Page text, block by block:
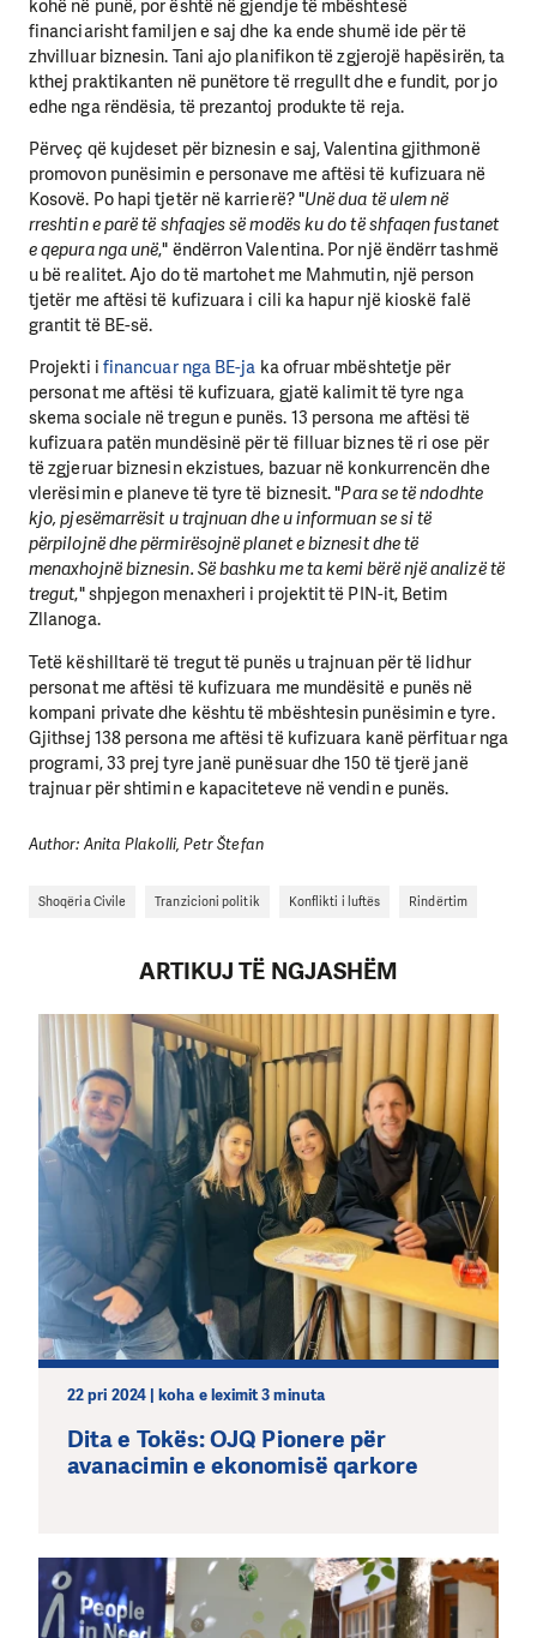
kohë në punë, por është në gjendje të mbështesë
financiarisht familjen e saj dhe ka ende shumë ide për të
zhvilluar biznesin. Tani ajo planifikon të zgjerojë hapësirën, ta
kthej praktikanten në punëtore të rregullt dhe e fundit, por jo
edhe nga rëndësia, të prezantoj produkte të reja.
Përveç që kujdeset për biznesin e saj, Valentina gjithmonë
promovon punësimin e personave me aftësi të kufizuara në
Kosovë. Po hapi tjetër në karrierë? "Unë dua të ulem në
rreshtin e parë të shfaqjes së modës ku do të shfaqen fustanet
e qepura nga unë," ëndërron Valentina. Por një ëndërr tashmë
u bë realitet. Ajo do të martohet me Mahmutin, një person
tjetër me aftësi të kufizuara i cili ka hapur një kioskë falë
grantit të BE-së.
Projekti i financuar nga BE-ja ka ofruar mbështetje për
personat me aftësi të kufizuara, gjatë kalimit të tyre nga
skema sociale në tregun e punës. 13 persona me aftësi të
kufizuara patën mundësinë për të filluar biznes të ri ose për
të zgjeruar biznesin ekzistues, bazuar në konkurrencën dhe
vlerësimin e planeve të tyre të biznesit. "Para se të ndodhte
kjo, pjesëmarrësit u trajnuan dhe u informuan se si të
përpilojnë dhe përmirësojnë planet e biznesit dhe të
menaxhojnë biznesin. Së bashku me ta kemi bërë një analizë të
tregut," shpjegon menaxheri i projektit të PIN-it, Betim
Zllanoga.
Tetë këshilltarë të tregut të punës u trajnuan për të lidhur
personat me aftësi të kufizuara me mundësitë e punës në
kompani private dhe kështu të mbështesin punësimin e tyre.
Gjithsej 138 persona me aftësi të kufizuara kanë përfituar nga
programi, 33 prej tyre janë punësuar dhe 150 të tjerë janë
trajnuar për shtimin e kapaciteteve në vendin e punës.
Author: Anita Plakolli, Petr Štefan
Shoqëria Civile Tranzicioni politik Konflikti i luftës Rindërtim
ARTIKUJ TË NGJASHËM
22 pri 2024 | koha e leximit 3 minuta
Dita e Tokës: OJQ Pionere për
avanacimin e ekonomisë qarkore